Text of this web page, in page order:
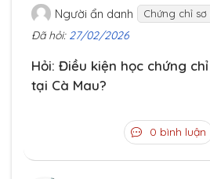
Người ẩn danh Chứng chỉ
Đã hỏi: 27/02/2026
Hỏi: Điều kiện học chứng
tại Cà Mau?
0 bình luận